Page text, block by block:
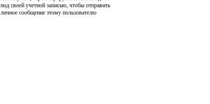
под своей учетной записью, чтобы отправить
личное сообщение этому пользователю